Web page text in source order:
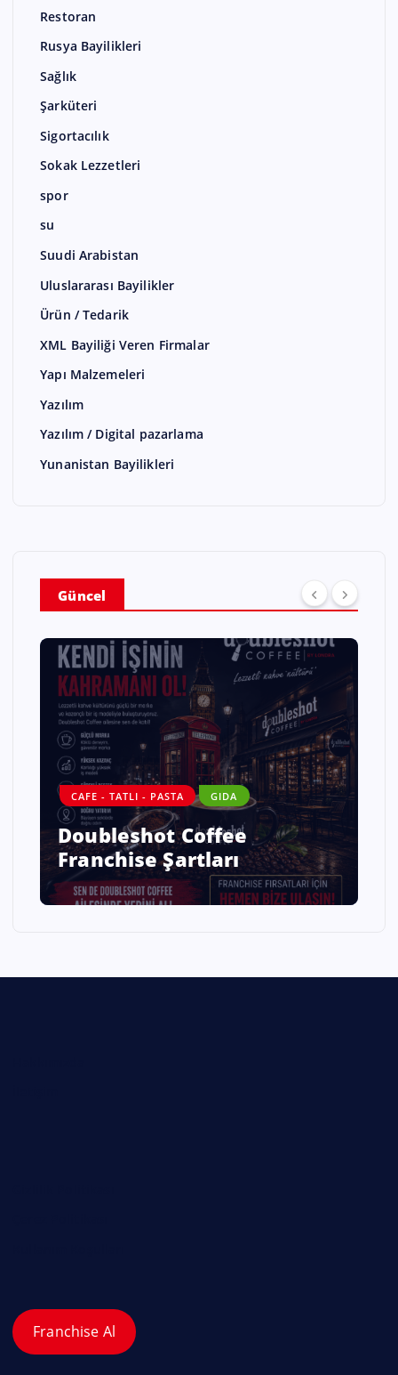
Restoran
Rusya Bayilikleri
Sağlık
Şarküteri
Sigortacılık
Sokak Lezzetleri
spor
su
Suudi Arabistan
Uluslararası Bayilikler
Ürün / Tedarik
XML Bayiliği Veren Firmalar
Yapı Malzemeleri
Yazılım
Yazılım / Digital pazarlama
Yunanistan Bayilikleri
Güncel
DANIŞMANLIK GIDA
ALO DİYET – SAĞLAMLIQLI
HƏYATIN YENİ NƏSİL
ÜNVANI
Franchise Al